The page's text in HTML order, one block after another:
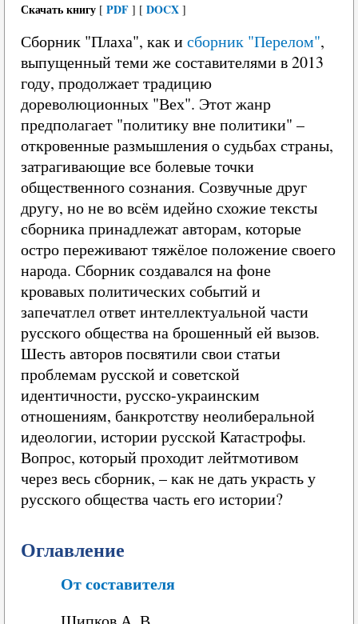
Скачать книгу [ PDF ] [ DOCX ]
Сборник "Плаха", как исборник "Перелом",
выпущенный теми же составителями в 2013
году, продолжает традицию
дореволюционных "Вех". Этот жанр
предполагает "политику вне политики" –
откровенные размышления о судьбах страны,
затрагивающие все болевые точки
общественного сознания. Созвучные друг
другу, но не во всём идейно схожие тексты
сборника принадлежат авторам, которые
остро переживают тяжёлое положение своего
народа. Сборник создавался на фоне
кровавых политических событий и
запечатлел ответ интеллектуальной части
русского общества на брошенный ей вызов.
Шесть авторов посвятили свои статьи
проблемам русской и советской
идентичности, русско-украинским
отношениям, банкротству неолиберальной
идеологии, истории русской Катастрофы.
Вопрос, который проходит лейтмотивом
через весь сборник, – как не дать украсть у
русского общества часть его истории?
Оглавление
От составителя